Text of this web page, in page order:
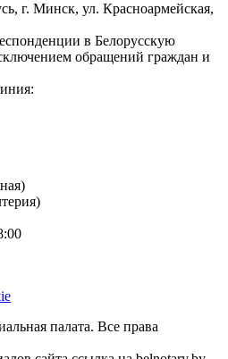
г. Минск, ул. Красноармейская,
в Белорусскую
обращений граждан и
палата. Все права